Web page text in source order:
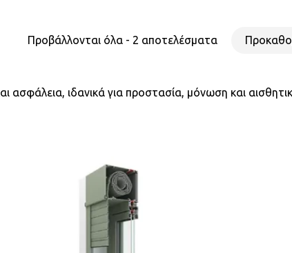
Προβάλλονται όλα - 2 αποτελέσματα
ασφάλεια, ιδανικά για προστασία, μόνωση και